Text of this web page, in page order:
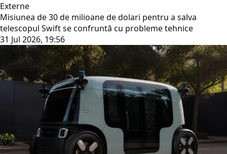
Externe
Misiunea de 30 de milioane de dolari pentru a salva
telescopul Swift se confruntă cu probleme tehnice
31 Jul 2026, 19:56